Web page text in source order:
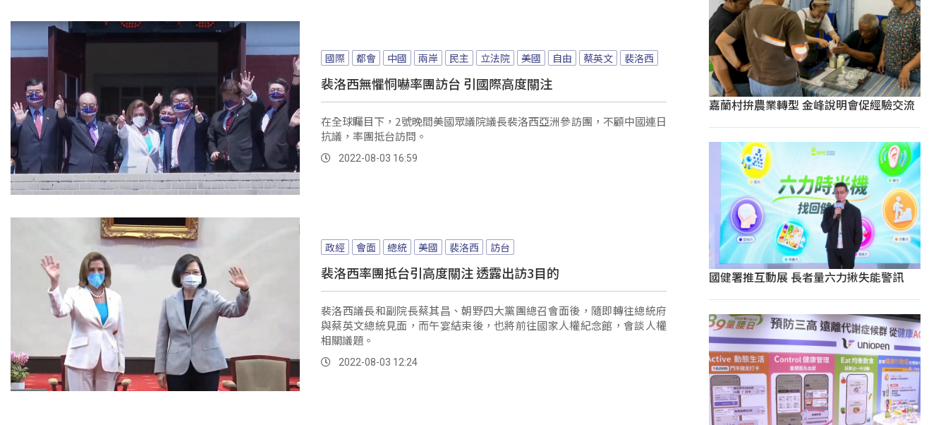
國際 都會 中國 兩岸 民主 立法院 美國 自由 蔡英文 裴洛西
裴洛西無懼恫嚇率團訪台 引國際高度關注
在全球矚目下，2號晚間美國眾議院議長裴洛西亞洲參訪團，不顧中國連日
抗議，率團抵台訪問。
2022-08-03 16:59
政經 會面 總統 美國 裴洛西 訪台
裴洛西率團抵台引高度關注 透露出訪3目的
裴洛西議長和副院長蔡其昌、朝野四大黨團總召會面後，隨即轉往總統府
與蔡英文總統見面，而午宴結束後，也將前往國家人權紀念館，會談人權
相關議題。
2022-08-03 12:24
嘉蘭村拚農業轉型 金峰說明會促經驗交流
國健署推互動展 長者量六力揪失能警訊